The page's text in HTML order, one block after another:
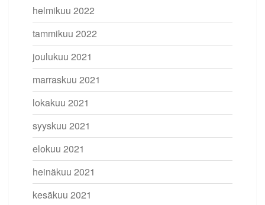
helmikuu 2022
tammikuu 2022
joulukuu 2021
marraskuu 2021
lokakuu 2021
syyskuu 2021
elokuu 2021
heinäkuu 2021
kesäkuu 2021